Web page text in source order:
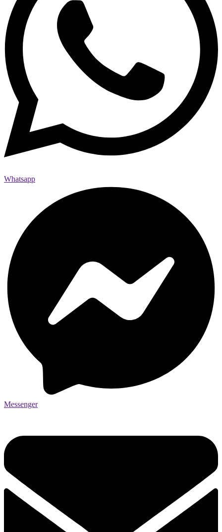
Whatsapp
Messenger